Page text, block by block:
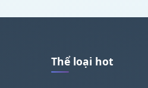
Thể loại hot